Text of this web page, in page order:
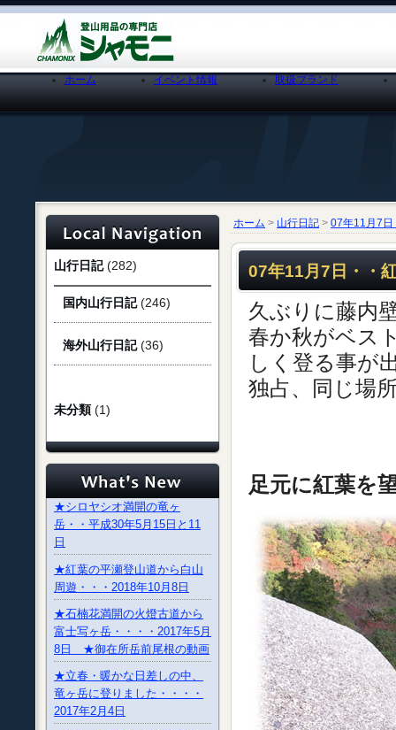
ホーム イベント情報 取扱ブランド
山行日記(282)
国内山行日記(246)
海外山行日記(36)
未分類(1)
★シロヤシオ満開の竜ヶ
岳・・平成30年5月15日と11
日
★紅葉の平瀬登山道から白山
周遊・・・2018年10月8日
★石楠花満開の火燈古道から
富士写ヶ岳・・・・2017年5月
8日 ★御在所岳前尾根の動画
★立春・暖かな日差しの中、
竜ヶ岳に登りました・・・・
2017年2月4日
ホーム > 山行日記 > 07年11月7
07年11月7日・・
久ぶりに藤内
春か秋がベス
しく登る事が
独占、同じ場
足元に紅葉を